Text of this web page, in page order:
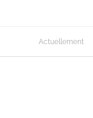
Actuellement